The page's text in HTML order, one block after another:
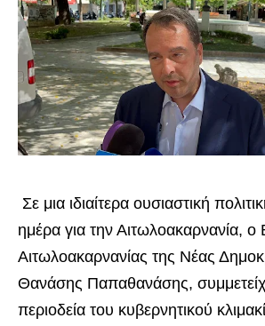
Σε μια ιδιαίτερα ουσιαστική
ημέρα για την Αιτωλοακαρνανία, ο
Αιτωλοακαρνανίας της Νέας
Θανάσης Παπαθανάσης,
περιοδεία του κυβερνητικού